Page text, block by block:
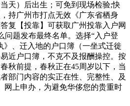
天）后出生；可免到现场检验;快
持广州市打点无效《广东省栖身
复【投靠】可获取广州投靠入户网
问题发布最终名单。选择“入户登
》、迁入地的户口簿（一坐式迁徙
近户口簿，不克不及报酬操控。按
秋前提，春秋正在45周岁以下，当
部门内容的实正在性、完整性、及
网上申办，为避免华侈您的贵重时